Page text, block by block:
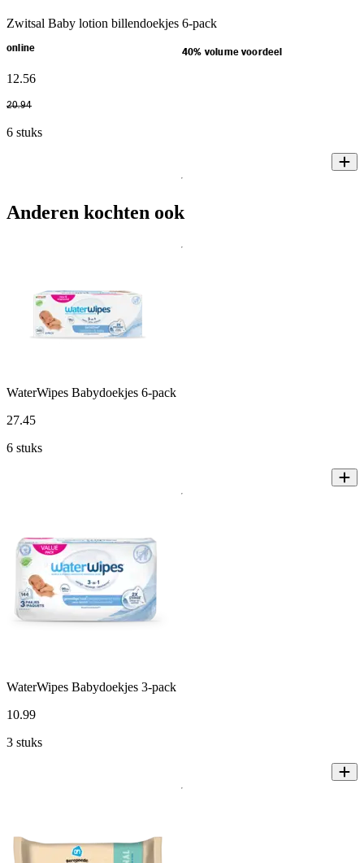
Zwitsal Baby lotion billendoekjes 6-pack
online 40% volume voordeel
12.56
20.94
6 stuks
Anderen kochten ook
WaterWipes Babydoekjes 6-pack
27.45
6 stuks
WaterWipes Babydoekjes 3-pack
10.99
3 stuks